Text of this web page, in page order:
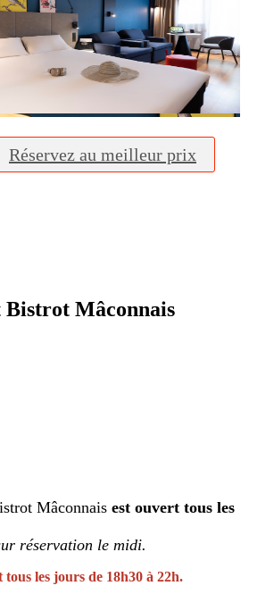
Réservez au meilleur prix
Bistrot Mâconnais
Mâconnais est ouvert tous les
réservation le midi.
les jours de 18h30 à 22h.